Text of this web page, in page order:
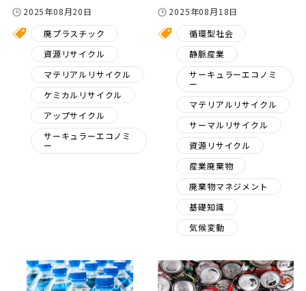
2025年08月20日
廃プラスチック
資源リサイクル
マテリアルリサイクル
ケミカルリサイクル
アップサイクル
サーキュラーエコノミ
ー
2025年08月18日
循環型社会
静脈産業
サーキュラーエコノミ
ー
マテリアルリサイクル
サーマルリサイクル
資源リサイクル
産業廃棄物
廃棄物マネジメント
基礎知識
気候変動